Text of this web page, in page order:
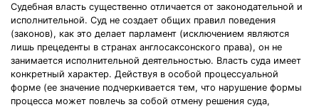
Судебная власть существенно отличается от законодательной и
исполнительной. Суд не создает общих правил поведения
(законов), как это делает парламент (исключением являются
лишь прецеденты в странах англосаксонского права), он не
занимается исполнительной деятельностью. Власть суда имеет
конкретный характер. Действуя в особой процессуальной
форме (ее значение подчеркивается тем, что нарушение формы
процесса может повлечь за собой отмену решения суда,